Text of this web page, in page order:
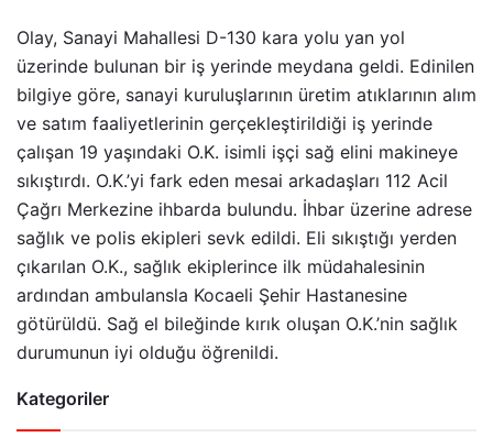
Olay, Sanayi Mahallesi D-130 kara yolu yan yol
üzerinde bulunan bir iş yerinde meydana geldi. Edinilen
bilgiye göre, sanayi kuruluşlarının üretim atıklarının alım
ve satım faaliyetlerinin gerçekleştirildiği iş yerinde
çalışan 19 yaşındaki O.K. isimli işçi sağ elini makineye
sıkıştırdı. O.K.’yi fark eden mesai arkadaşları 112 Acil
Çağrı Merkezine ihbarda bulundu. İhbar üzerine adrese
sağlık ve polis ekipleri sevk edildi. Eli sıkıştığı yerden
çıkarılan O.K., sağlık ekiplerince ilk müdahalesinin
ardından ambulansla Kocaeli Şehir Hastanesine
götürüldü. Sağ el bileğinde kırık oluşan O.K.’nin sağlık
durumunun iyi olduğu öğrenildi.
Kategoriler